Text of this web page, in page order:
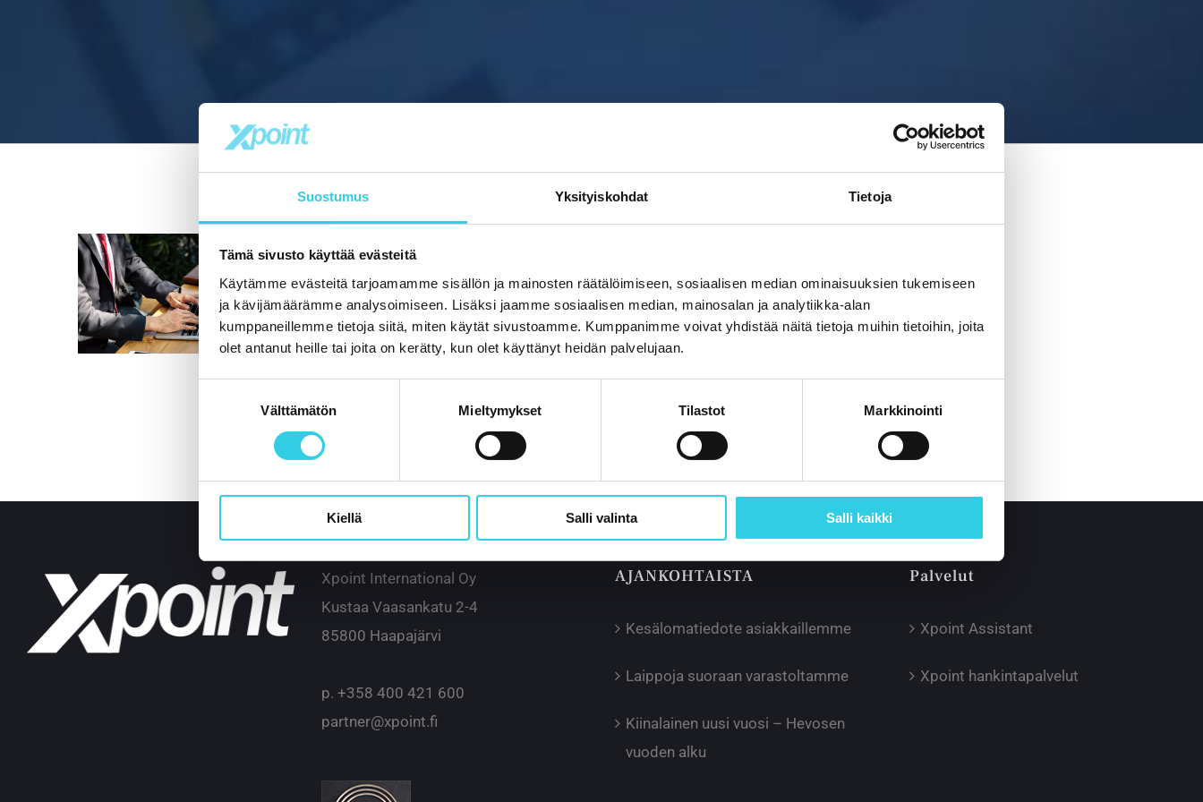
Suostumus Yksityiskohdat Tietoja
Tämä sivusto käyttää evästeitä
Käytämme evästeitä tarjoamamme sisällön ja mainosten räätälöimiseen, sosiaalisen median ominaisuuksien tukemiseen
ja kävijämäärämme analysoimiseen. Lisäksi jaamme sosiaalisen median, mainosalan ja analytiikka-alan
kumppaneillemme tietoja siitä, miten käytät sivustoamme. Kumppanimme voivat yhdistää näitä tietoja muihin tietoihin, joita
olet antanut heille tai joita on kerätty, kun olet käyttänyt heidän palvelujaan.
Välttämätön Mieltymykset Tilastot Markkinointi
Kiellä Salli valinta Salli kaikki
Xpoint International Oy
Kustaa Vaasankatu 2-4
85800 Haapajärvi
p. +358 400 421 600
partner@xpoint.fi
AJANKOHTAISTA
Kesälomatiedote asiakkaillemme
Laippoja suoraan varastoltamme
Kiinalainen uusi vuosi – Hevosen
vuoden alku
Palvelut
Xpoint Assistant
Xpoint hankintapalvelut